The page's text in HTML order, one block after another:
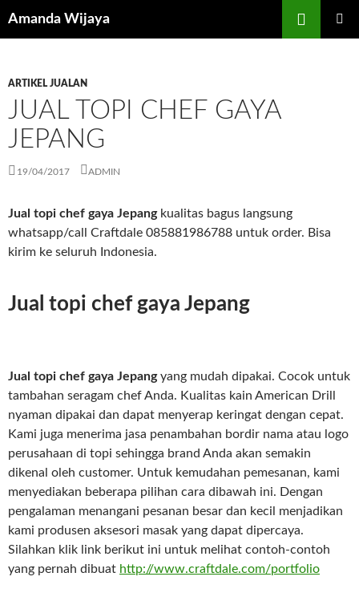
Amanda Wijaya
ARTIKEL JUALAN
JUAL TOPI CHEF GAYA
JEPANG
19/04/2017 ADMIN
Jual topi chef gaya Jepangkualitas bagus langsung
whatsapp/call Craftdale 085881986788 untuk order. Bisa
kirim ke seluruh Indonesia.
Jual topi chef gaya Jepang
Jual topi chef gaya Jepangyang mudah dipakai. Cocok untuk
tambahan seragam chef Anda. Kualitas kain American Drill
nyaman dipakai dan dapat menyerap keringat dengan cepat.
Kami juga menerima jasa penambahan bordir nama atau logo
perusahaan di topi sehingga brand Anda akan semakin
dikenal oleh customer. Untuk kemudahan pemesanan, kami
menyediakan beberapa pilihan cara dibawah ini. Dengan
pengalaman menangani pesanan besar dan kecil menjadikan
kami produsen aksesori masak yang dapat dipercaya.
Silahkan klik link berikut ini untuk melihat contoh-contoh
yang pernah dibuat http://www.craftdale.com/portfolio